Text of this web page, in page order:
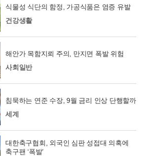
식물성 식단의 함정, 가공식품은 염증 유발
건강생활
해안가 목함지뢰 주의, 만지면 폭발 위험
사회일반
침묵하는 연준 수장, 9월 금리 인상 단행할까
세계
대한축구협회, 외국인 심판 성접대 의혹에
축구팬 ‘폭발’